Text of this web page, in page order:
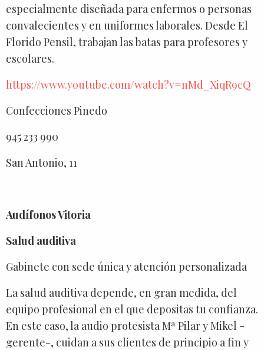
especialmente diseñada para enfermos o personas
convalecientes y en uniformes laborales. Desde El
Florido Pensil, trabajan las batas para profesores y
escolares.
https://www.youtube.com/watch?v=nMd_XiqR9cQ
Confecciones Pinedo
945 233 990
San Antonio, 11
Audífonos Vitoria
Salud auditiva
Gabinete con sede única y atención personalizada
La salud auditiva depende, en gran medida, del
equipo profesional en el que depositas tu confianza.
En este caso, la audio protesista Mª Pilar y Mikel -
gerente-, cuidan a sus clientes de principio a fin y